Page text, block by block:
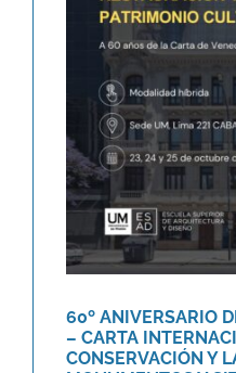
60º
60º ANIVERSARIO
– CARTA
CONSERVACIÓN Y